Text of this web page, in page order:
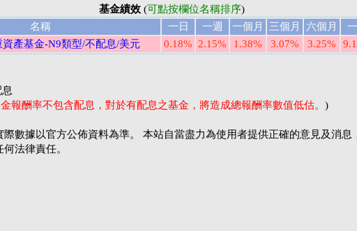
基金績效(可點按欄位名稱排序)
名稱
一日 一週 一個月 三個月 六個月
資產基金-N9類型/不配息/美元
0.18% 2.15% 1.38% 3.07% 3.25%
報酬率不包含配息，對於有配息之基金，將造成總報酬率數值低估。 )
際數據以官方公佈資料為準。 本站自當盡力為使用者提供正確的意見及消息
法律責任。